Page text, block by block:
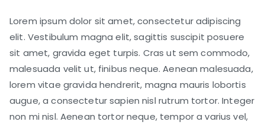
5
Base
Camp
Treks
in
Nepal
Lorem ipsum dolor sit amet, consectetur adipiscing
elit. Vestibulum magna elit, sagittis suscipit posuere
sit amet, gravida eget turpis. Cras ut sem commodo,
malesuada velit ut, finibus neque. Aenean malesuada,
lorem vitae gravida hendrerit, magna mauris lobortis
augue, a consectetur sapien nisl rutrum tortor. Integer
non mi nisl. Aenean tortor neque, tempor a varius vel,